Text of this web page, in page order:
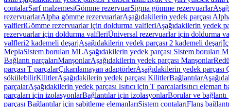
contalarSarf malzemesiGömme rezervuarSigma gömme rezervuarlar
rezervuarlarAlpha gömme rezervuarlarAşağıdakilerin yedek parçası
valfleriGömme rezervuarlar için doldurma valfleriAşağıdakilerin yedek
rezervuarlar için doldurma valfleriÜniversal rezervuarlar için doldurma
valfleri2 kademeli deşarjAşağıdakilerin yedek parçası 2 kademeli deşarj
MeplaSistem boruları MLAşağıdakilerin yedek parçası Sistem boruları
Bağlantı parçalarıManşonlarAşağıdakilerin yedek parçası Manşonlar
parçası T parçalarÇıkarılamayan adaptörlerAşağıdakilerin yedek parçası
sökülebilirKilitlerAşağıdakilerin yedek parçası KilitlerBağlantılar
parçalarAşağıdakilerin yedek parçası Isıtıcı için T parçalarIsıtıcı eleman
parçaları için izolasyonlarBağlantılar için izolasyonlarBorular ve bağlantı
parçası Bağlantılar için sabitleme elemanlarıSistem contalarıFlanş